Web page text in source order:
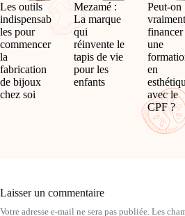
Les outils
indispensab
les pour
commencer
la
fabrication
de bijoux
chez soi
Mezamé :
La marque
qui
réinvente le
tapis de vie
pour les
enfants
Peut-on
vraiment
financer
une
en
avec le
CPF ?
Laisser un commentaire
Votre adresse e-mail ne sera pas publiée. Les
A